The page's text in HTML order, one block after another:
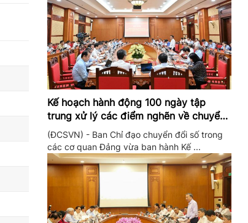
Kế hoạch hành động 100 ngày tập
trung xử lý các điểm nghẽn về chuyển
đổi số trong các cơ quan Đảng
(ĐCSVN) - Ban Chỉ đạo chuyển đổi số trong
các cơ quan Đảng vừa ban hành Kế ...